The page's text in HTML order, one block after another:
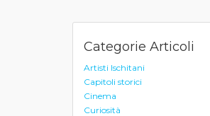
Categorie Articoli
Artisti Ischitani
Capitoli storici
Cinema
Curiosità